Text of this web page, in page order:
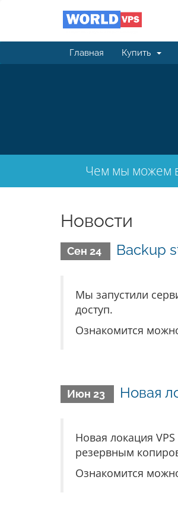
Главная Купить
Чем мы можем
Новости
Сен 24 Backup
Мы запустили
доступ.
Ознакомится
Июн 23 Новая
Новая локация
резервным
Ознакомится